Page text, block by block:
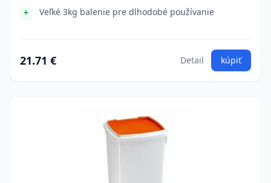
Veľké 3kg balenie pre dlhodobé používanie
21.71 € Detail kúpiť